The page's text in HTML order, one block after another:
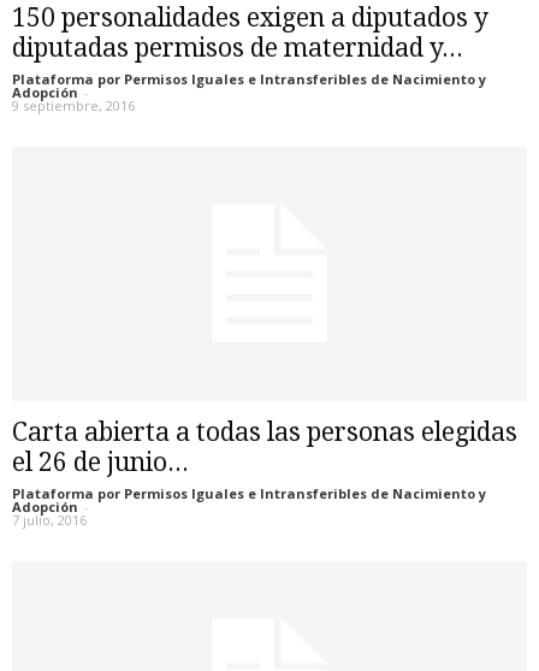
150 personalidades exigen a diputados y
diputadas permisos de maternidad y...
Plataforma por Permisos Iguales e Intransferibles de Nacimiento y
Adopción -
9 septiembre, 2016
Carta abierta a todas las personas elegidas
el 26 de junio...
Plataforma por Permisos Iguales e Intransferibles de Nacimiento y
Adopción -
7 julio, 2016